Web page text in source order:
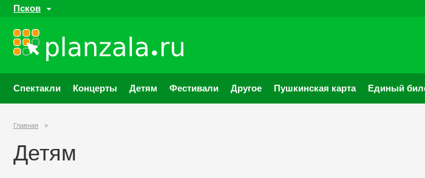
Псков
Спектакли Концерты Детям Фестивали Другое Пушкинская карта Единый
Главная »
Детям